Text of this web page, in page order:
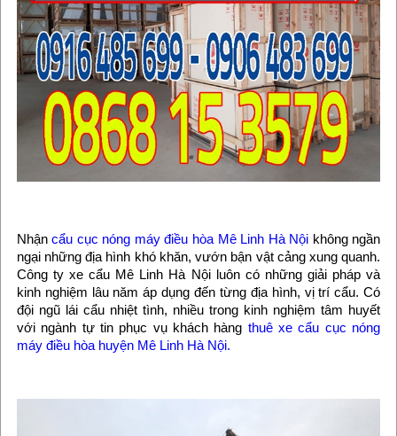
Nhậncẩu cục nóng máy điều hòa Mê Linh Hà Nội không ngần
ngại những địa hình khó khăn, vướn bận vật cảng xung quanh.
Công ty xe cẩu Mê Linh Hà Nội luôn có những giải pháp và
kinh nghiệm lâu năm áp dụng đến từng địa hình, vị trí cẩu. Có
đội ngũ lái cẩu nhiệt tình, nhiều trong kinh nghiệm tâm huyết
với ngành tự tin phục vụ khách hàng thuê xe cẩu cục nóng
máy điều hòa huyện Mê Linh Hà Nội.